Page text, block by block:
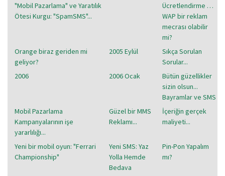
"Mobil Pazarlama" ve Yaratılık
Ötesi Kurgu: "SpamSMS"...
Ücretlendirme …
WAP bir reklam
mecrası olabilir
mi?
Orange biraz geriden mi
geliyor?
2005 Eylül
Sıkça Sorulan
Sorular...
2006
2006 Ocak
Bütün güzellikler
sizin olsun...
Bayramlar ve SMS
Mobil Pazarlama
Kampanyalarının işe
yararlılığı...
Güzel bir MMS
Reklamı...
İçeriğin gerçek
maliyeti...
Yeni bir mobil oyun: "Ferrari
Championship"
Yeni SMS: Yaz
Yolla Hemde
Bedava
Pin-Pon Yapalım
mı?